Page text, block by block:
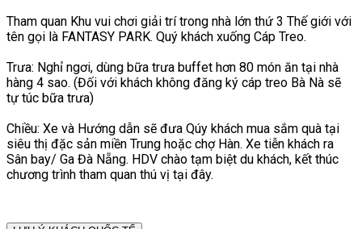
Tham quan Khu vui chơi giải trí trong nhà lớn thứ 3 Thế giới với
tên gọi là FANTASY PARK. Quý khách xuống Cáp Treo.
Trưa: Nghỉ ngơi, dùng bữa trưa buffet hơn 80 món ăn tại nhà
hàng 4 sao. (Đối với khách không đăng ký cáp treo Bà Nà sẽ
tự túc bữa trưa)
Chiều: Xe và Hướng dẫn sẽ đưa Qúy khách mua sắm quà tại
siêu thị đặc sản miền Trung hoặc chợ Hàn. Xe tiễn khách ra
Sân bay/ Ga Đà Nẵng. HDV chào tạm biệt du khách, kết thúc
chương trình tham quan thú vị tại đây.